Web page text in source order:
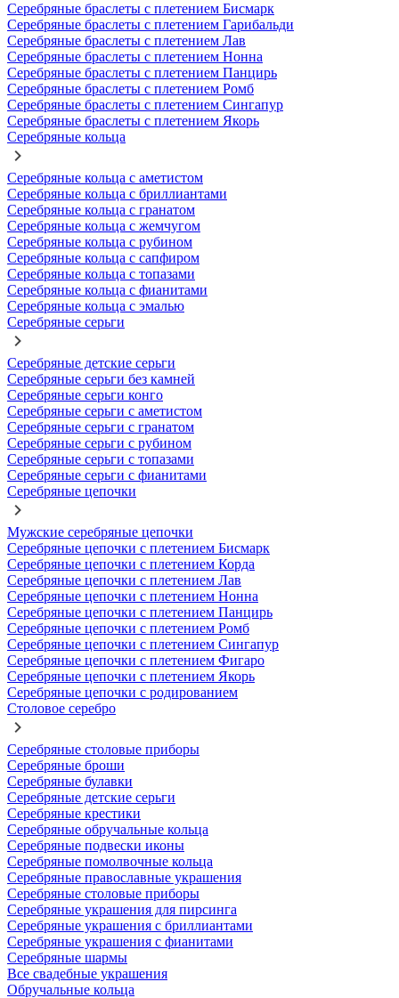
Серебряные браслеты с плетением Бисмарк
Серебряные браслеты с плетением Гарибальди
Серебряные браслеты с плетением Лав
Серебряные браслеты с плетением Нонна
Серебряные браслеты с плетением Панцирь
Серебряные браслеты с плетением Ромб
Серебряные браслеты с плетением Сингапур
Серебряные браслеты с плетением Якорь
Серебряные кольца
Серебряные кольца с аметистом
Серебряные кольца с бриллиантами
Серебряные кольца с гранатом
Серебряные кольца с жемчугом
Серебряные кольца с рубином
Серебряные кольца с сапфиром
Серебряные кольца с топазами
Серебряные кольца с фианитами
Серебряные кольца с эмалью
Серебряные серьги
Серебряные детские серьги
Серебряные серьги без камней
Серебряные серьги конго
Серебряные серьги с аметистом
Серебряные серьги с гранатом
Серебряные серьги с рубином
Серебряные серьги с топазами
Серебряные серьги с фианитами
Серебряные цепочки
Мужские серебряные цепочки
Серебряные цепочки с плетением Бисмарк
Серебряные цепочки с плетением Корда
Серебряные цепочки с плетением Лав
Серебряные цепочки с плетением Нонна
Серебряные цепочки с плетением Панцирь
Серебряные цепочки с плетением Ромб
Серебряные цепочки с плетением Сингапур
Серебряные цепочки с плетением Фигаро
Серебряные цепочки с плетением Якорь
Серебряные цепочки с родированием
Столовое серебро
Серебряные столовые приборы
Серебряные броши
Серебряные булавки
Серебряные детские серьги
Серебряные крестики
Серебряные обручальные кольца
Серебряные подвески иконы
Серебряные помолвочные кольца
Серебряные православные украшения
Серебряные столовые приборы
Серебряные украшения для пирсинга
Серебряные украшения с бриллиантами
Серебряные украшения с фианитами
Серебряные шармы
Все свадебные украшения
Обручальные кольца